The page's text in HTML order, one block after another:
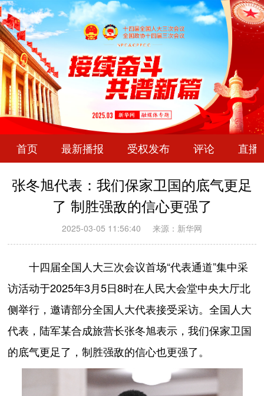
首页 最新播报 受权发布 评论 直播
张冬旭代表：我们保家卫国的底气更足
了 制胜强敌的信心更强了
2025-03-05 11:56:40 来源：新华网
十四届全国人大三次会议首场“代表通道”集中采
访活动于2025年3月5日8时在人民大会堂中央大厅北
侧举行，邀请部分全国人大代表接受采访。全国人大
代表，陆军某合成旅营长张冬旭表示，我们保家卫国
的底气更足了，制胜强敌的信心也更强了。